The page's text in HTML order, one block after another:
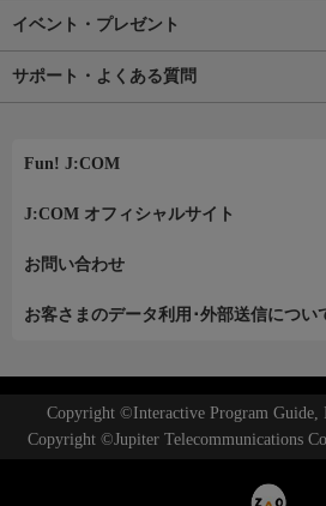
イベント・プレゼント
サポート・よくある質問
Fun! J:COM
J:COM オフィシャルサイト
お問い合わせ
お客さまのデータ利用･外部送信につい
Copyright ©Interactive Program Guide,
Copyright ©Jupiter Telecommunications